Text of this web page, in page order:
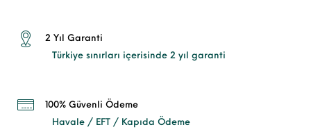
2 Yıl Garanti
Türkiye sınırları içerisinde 2 yıl garanti
100% Güvenli Ödeme
Havale / EFT / Kapıda Ödeme